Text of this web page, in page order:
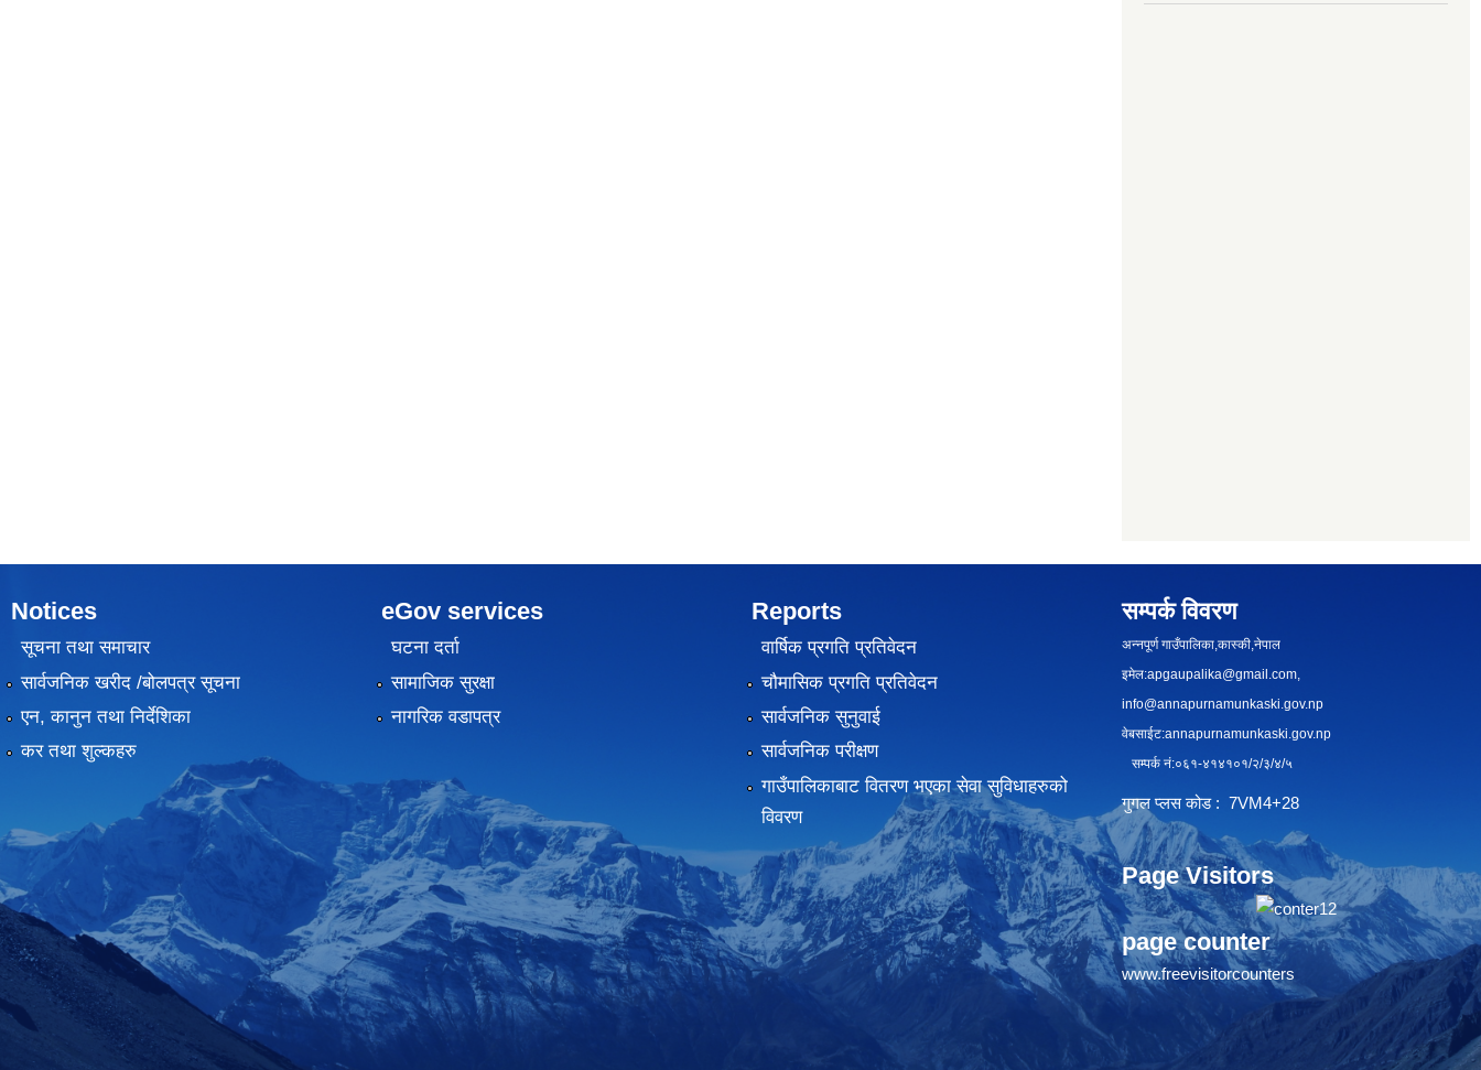
Notices
सूचना तथा समाचार
सार्वजनिक खरीद /बोलपत्र सूचना
एन, कानुन तथा निर्देशिका
कर तथा शुल्कहरु
eGov services
घटना दर्ता
सामाजिक सुरक्षा
नागरिक वडापत्र
Reports
वार्षिक प्रगति प्रतिवेदन
चौमासिक प्रगति प्रतिवेदन
सार्वजनिक सुनुवाई
सार्वजनिक परीक्षण
गाउँपालिकाबाट वितरण भएका सेवा सुविधाहरुको
विवरण
सम्पर्क विवरण
अन्नपूर्ण गाउँपालिका,कास्की,नेपाल
इमेल:apgaupalika@gmail.com
info@annapurnamunkaski.gov.np
वेबसाईट:annapurnamunkaski.gov.np
सम्पर्क नं:०६१-४१४१०१/२/३/४/५
गुगल प्लस कोड : 7VM4+28
Page Visitors
page counter
www.freevisitorcounters